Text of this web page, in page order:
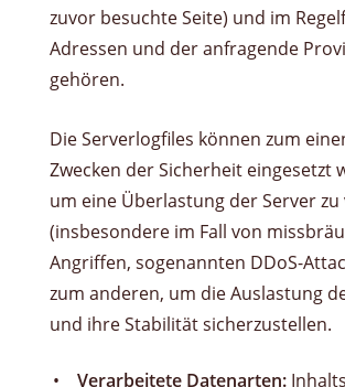
zuvor besuchte Seite) und im
Adressen und der anfragende
gehören.
Die Serverlogfiles können zum
Zwecken der Sicherheit eingesetzt
um eine Überlastung der Server
(insbesondere im Fall von
Angriffen, sogenannten DDoS-
zum anderen, um die Auslastung
und ihre Stabilität sicherzustellen.
Verarbeitete Datenarten: